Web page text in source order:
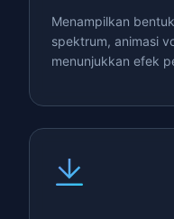
Menampilkan
spektrum, animasi
menunjukkan efek